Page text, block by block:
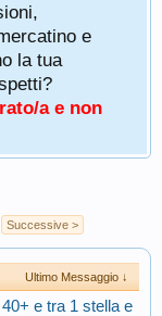
e
la tua
a e non
Successive >
Ultimo Messaggio ↓
e tra 1 stella e